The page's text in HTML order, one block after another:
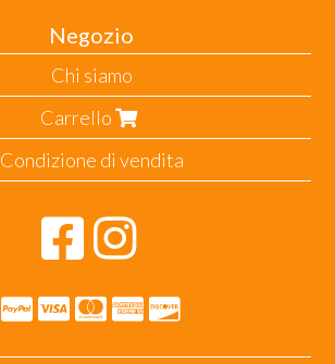
Negozio
Chi siamo
Carrello
Condizione di vendita